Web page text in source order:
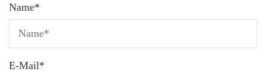
Name*
E-Mail*